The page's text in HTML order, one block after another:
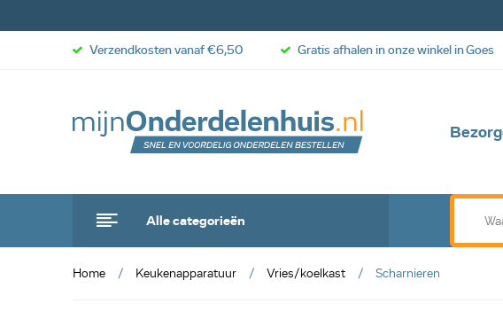
Alle categorieën
Verzendkosten vanaf €6,50 Gratis afhalen in onze winkel in Goes
Home Keukenapparatuur Vries/koelkast Scharnieren